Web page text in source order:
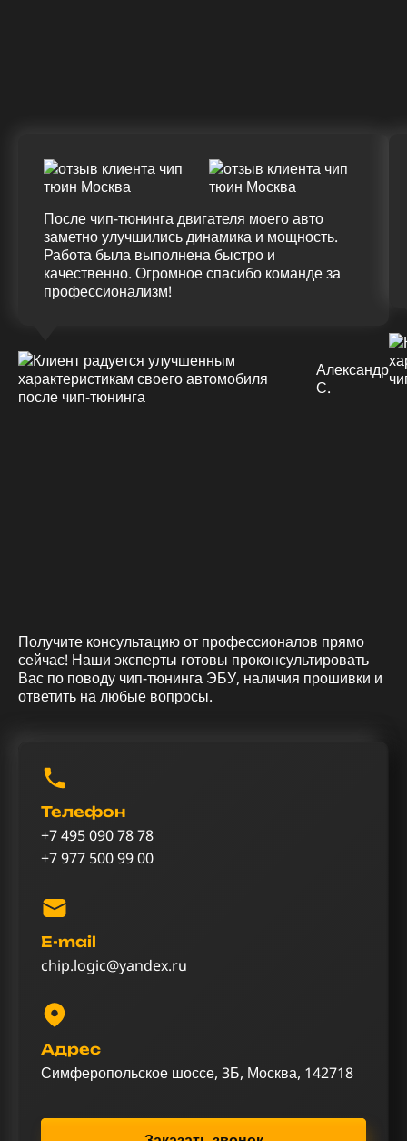
После чип-тюнинга двигателя моего авто
заметно улучшились динамика и мощность.
Работа была выполнена быстро и
качественно. Огромное спасибо команде за
профессионализм!
Александр
С.
Получите консультацию от профессионалов прямо
сейчас! Наши эксперты готовы проконсультировать
Вас по поводу чип-тюнинга ЭБУ, наличия прошивки и
ответить на любые вопросы.
Телефон
+7 495 090 78 78
+7 977 500 99 00
E-mail
chip.logic@yandex.ru
Адрес
Симферопольское шоссе, 3Б, Москва, 142718